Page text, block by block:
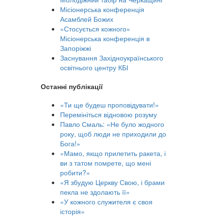
Місіонерська конференція
Асамблей Божих
«Стосується кожного»
Місіонерська конференція в
Запоріжжі
Заснування Західноукраїнського
освітнього центру КБІ
Останні публікації
«Ти ще будеш проповідувати!»
Перемініться відновою розуму
Павло Смаль: «Не було жодного
року, щоб люди не приходили до
Бога!»
«Мамо, якщо прилетить ракета, і
ви з татом помрете, що мені
робити?»
«Я збудую Церкву Свою, і брами
пекла не здолають її»
«У кожного служителя є своя
історія»